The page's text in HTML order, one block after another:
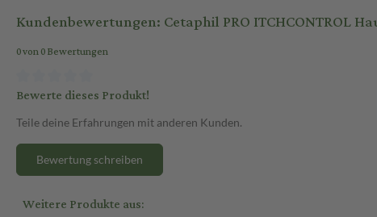
Kundenbewertungen: Cetaphil PRO ITCHCONTROL
0 von 0 Bewertungen
Bewerte dieses Produkt!
Teile deine Erfahrungen mit anderen Kunden.
Bewertung schreiben
Weitere Produkte aus: